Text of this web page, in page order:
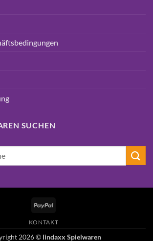
SUCHEN
PayPal
KONTAKT
2026 © lindaxx Spielwaren